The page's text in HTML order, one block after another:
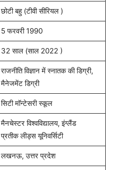
छोटी बहु (टीवी सीरियल )
5 फरवरी 1990
32 साल (साल 2022 )
राजनीति विज्ञान में स्नातक की डिग्री,
मैनेजमेंट डिग्री
सिटी मॉन्टेसरी स्कूल
मैनचेस्टर विश्वविद्यालय, इंग्लैंड
प्रतीक लीड्स यूनिवर्सिटी
लखनऊ, उत्तर प्रदेश